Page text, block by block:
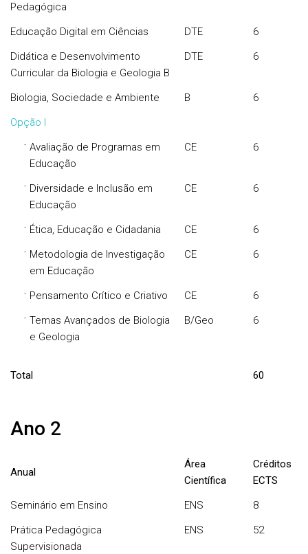
Pedagógica
Educação Digital em Ciências DTE
6
Didática e Desenvolvimento
Curricular da Biologia e Geologia B
DTE 6
Biologia, Sociedade e Ambiente B
6
Opção I
· Avaliação de Programas em
Educação
CE 6
· Diversidade e Inclusão em
Educação
CE 6
· Ética, Educação e Cidadania CE 6
· Metodologia de Investigação
em Educação
CE 6
· Pensamento Crítico e Criativo CE 6
· Temas Avançados de Biologia
e Geologia
B/Geo 6
Total 60
Ano 2
Anual
Área
Científica
Créditos
ECTS
Seminário em Ensino
ENS
8
Prática Pedagógica
Supervisionada
ENS 52